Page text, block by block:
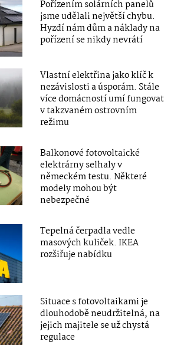
Pořízením solárních panelů
jsme udělali největší chybu.
Hyzdí nám dům a náklady na
pořízení se nikdy nevrátí
Vlastní elektřina jako klíč k
nezávislosti a úsporám. Stále
více domácností umí fungovat
v takzvaném ostrovním
režimu
Balkonové fotovoltaické
elektrárny selhaly v
německém testu. Některé
modely mohou být
nebezpečné
Tepelná čerpadla vedle
masových kuliček. IKEA
rozšiřuje nabídku
Situace s fotovoltaikami je
dlouhodobě neudržitelná, na
jejich majitele se už chystá
regulace